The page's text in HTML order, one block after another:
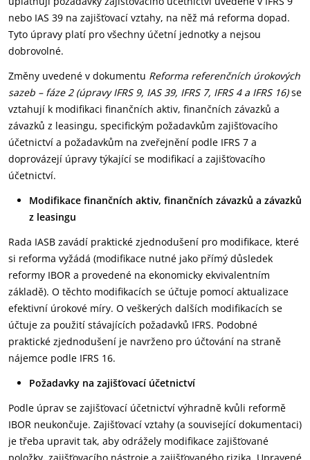
nebo IAS 39 na zajišťovací vztahy, na něž má reforma dopad.
Tyto úpravy platí pro všechny účetní jednotky a nejsou
dobrovolné.
Změny uvedené v dokumentu Reforma referenčních úrokových
sazeb – fáze 2 (úpravy IFRS 9, IAS 39, IFRS 7, IFRS 4 a IFRS 16)se
vztahují k modifikaci finančních aktiv, finančních závazků a
závazků z leasingu, specifickým požadavkům zajišťovacího
účetnictví a požadavkům na zveřejnění podle IFRS 7 a
doprovázejí úpravy týkající se modifikací a zajišťovacího
účetnictví.
Modifikace finančních aktiv, finančních závazků a závazků
z leasingu
Rada IASB zavádí praktické zjednodušení pro modifikace, které
si reforma vyžádá (modifikace nutné jako přímý důsledek
reformy IBOR a provedené na ekonomicky ekvivalentním
základě). O těchto modifikacích se účtuje pomocí aktualizace
efektivní úrokové míry. O veškerých dalších modifikacích se
účtuje za použití stávajících požadavků IFRS. Podobné
praktické zjednodušení je navrženo pro účtování na straně
nájemce podle IFRS 16.
Požadavky na zajišťovací účetnictví
Podle úprav se zajišťovací účetnictví výhradně kvůli reformě
IBOR neukončuje. Zajišťovací vztahy (a související dokumentaci)
je třeba upravit tak, aby odrážely modifikace zajišťované